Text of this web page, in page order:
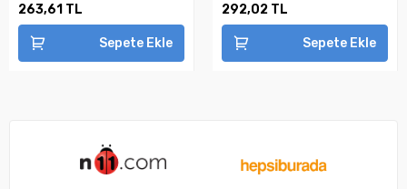
263,61 TL
Sepete Ekle
292,02 TL
Sepete Ekle